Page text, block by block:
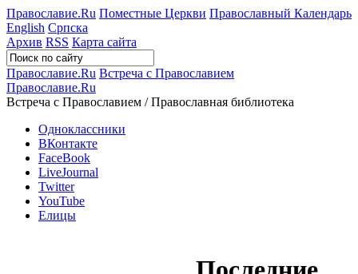
Православие.Ru Поместные Церкви Православный Календарь
English Српска
Архив RSS Карта сайта
Православие.Ru Встреча с Православием
Православие.Ru
Встреча с Православием / Православная библиотека
Одноклассники
ВКонтакте
FaceBook
LiveJournal
Twitter
YouTube
Елицы